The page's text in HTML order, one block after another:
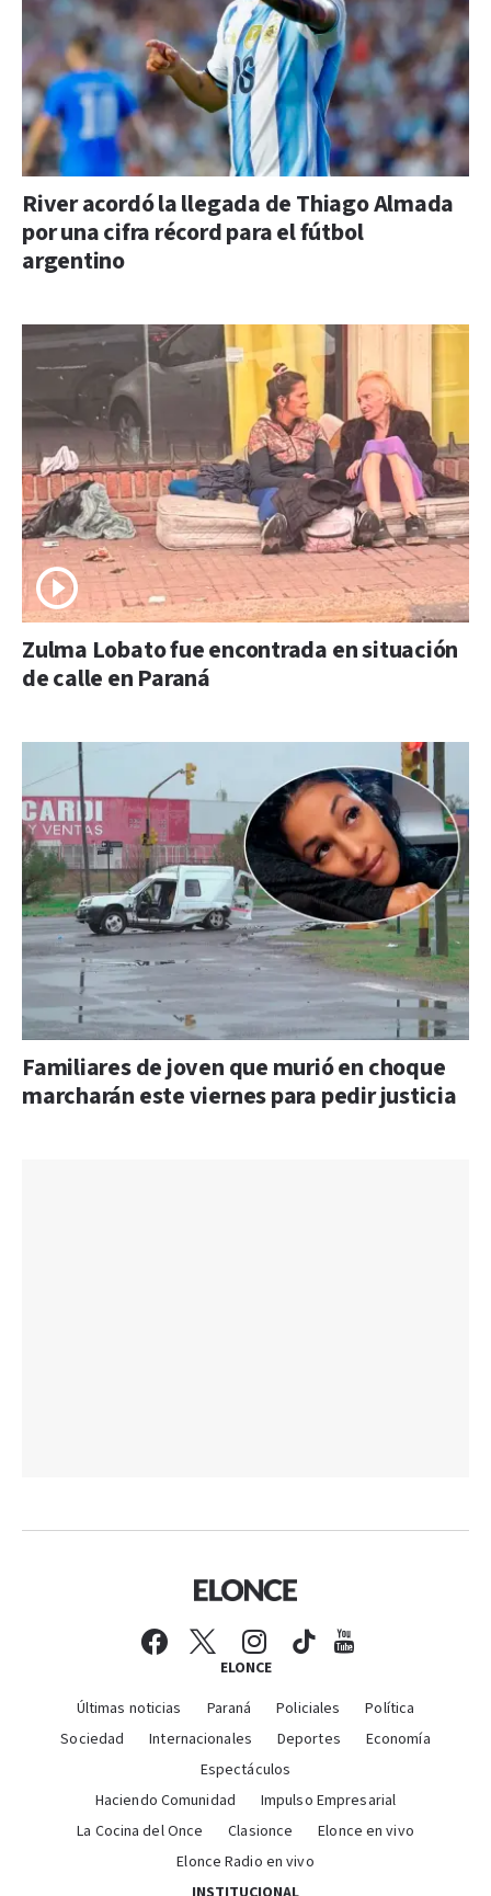
River acordó la llegada de Thiago Almada
por una cifra récord para el fútbol
argentino
Zulma Lobato fue encontrada en situación
de calle en Paraná
Familiares de joven que murió en choque
marcharán este viernes para pedir justicia
ELONCE
Últimas noticias Paraná Policiales
Política
Sociedad
Internacionales Deportes
Economía
Espectáculos
Haciendo Comunidad
Impulso Empresarial
La Cocina del Once
Clasionce
Elonce en vivo
Elonce Radio en vivo